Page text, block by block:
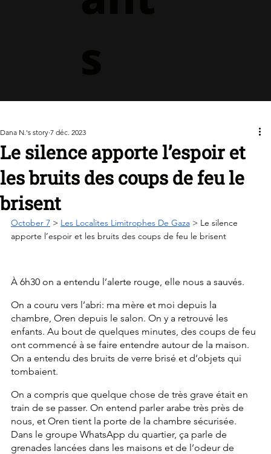
Le silence apporte l’espoir et
les bruits des coups de feu le
brisent
Dana N.'s story 7 déc. 2023
October 7 > Les Localites Limitrophes De Gaza > Le silence
apporte l’espoir et les bruits des coups de feu le brisent
À 6h30 on a entendu l’alerte rouge, elle nous a sauvés.
On a couru vers l’abri: ma mère et moi depuis la
chambre, Oren depuis le salon. On y a retrouvé les
enfants. Au bout de quelques minutes, des coups de feu
ont commencé à se faire entendre autour de la maison.
On a entendu des bruits de verre brisé et d’objets qui
tombaient.
On a compris que quelque chose de très grave était en
train de se passer. On entend parler arabe très près de
nous, et Oren tient la porte de la chambre sécurisée.
Dans le groupe WhatsApp du quartier, ça parle de
grenades lancées dans les maisons et de l’odeur de